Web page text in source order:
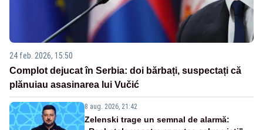
24 feb. 2026, 15:50
Complot dejucat în Serbia: doi bărbați, suspectați că
plănuiau asasinarea lui Vučić
8 aug. 2026, 21:42
Zelenski trage un semnal de alarmă: